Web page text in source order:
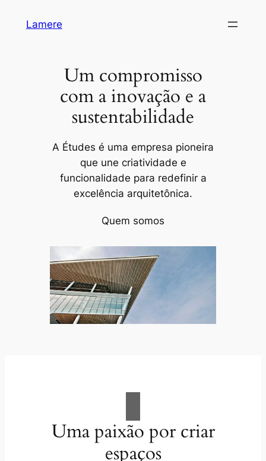
Lamere
Um compromisso
com a inovação e a
sustentabilidade
A Études é uma empresa pioneira
que une criatividade e
funcionalidade para redefinir a
excelência arquitetônica.
Quem somos
Uma paixão por criar
espaços